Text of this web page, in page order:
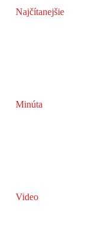
Najčítanejšie
Minúta
Video